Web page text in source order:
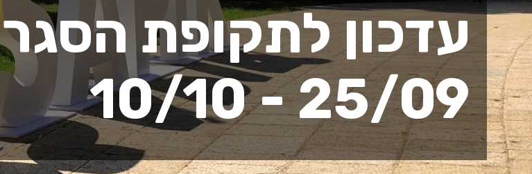
עדכון לתקופת הסגר
25/09 - 10/10